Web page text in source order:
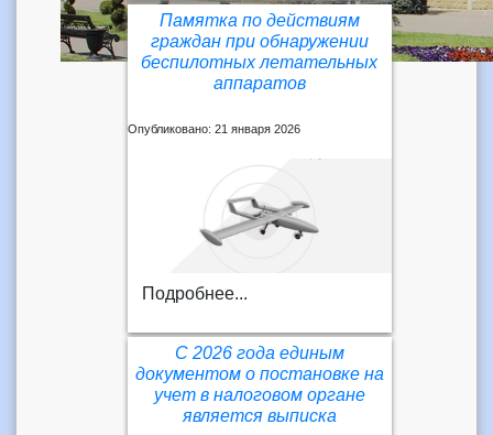
Памятка по действиям
граждан при обнаружении
беспилотных летательных
аппаратов
Опубликовано: 21 января 2026
Подробнее...
С 2026 года единым
документом о постановке на
учет в налоговом органе
является выписка